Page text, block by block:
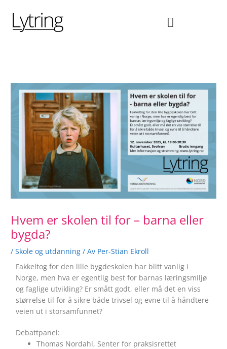
Hvem er skolen til for – barna eller
bygda?
/Skole og utdanning / Av Per-Stian Ekroll
Fakkeltog for den lille bygdeskolen har blitt vanlig i
Norge, men hva er egentlig best for barnas læringsmiljø
og faglige utvikling? Er smått godt, eller må det en viss
størrelse til for å sikre både trivsel og evne til å håndtere
veien ut i storsamfunnet?
Debattpanel:
Thomas Nordahl, Senter for praksisrettet